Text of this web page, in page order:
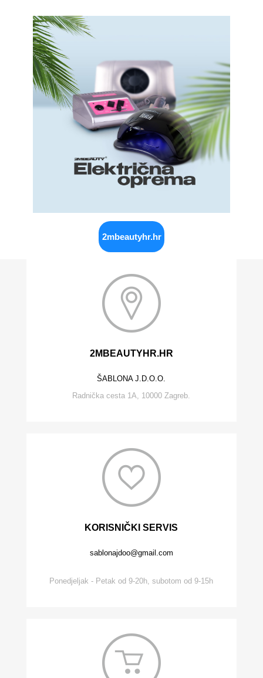
2mbeautyhr.hr
2MBEAUTYHR.HR
ŠABLONA J.D.O.O.
Radnička cesta 1A, 10000 Zagreb.
KORISNIČKI SERVIS
sablonajdoo@gmail.com
Ponedjeljak - Petak od 9-20h, subotom od 9-15h